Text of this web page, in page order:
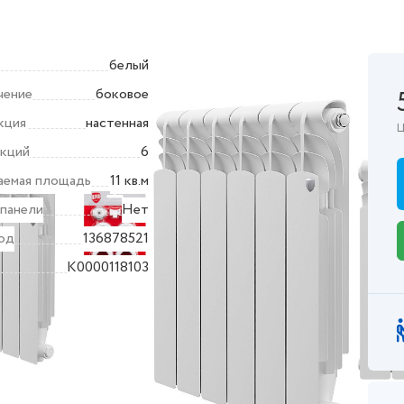
белый
боковое
настенная
6
площадь
11 кв.м
Нет
136878521
K0000118103